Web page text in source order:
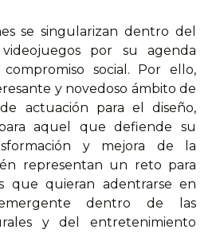
se singularizan dentro del
por su agenda
social. Por ello,
y novedoso ámbito de
actuación para el diseño,
aquel que defiende su
y mejora de la
representan un reto para
que quieran adentrarse en
dentro de las
y del entretenimiento